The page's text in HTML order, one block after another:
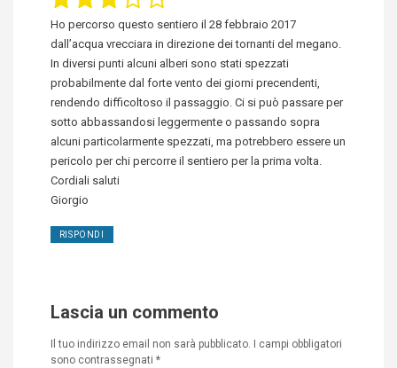
Ho percorso questo sentiero il 28 febbraio 2017
dall’acqua vrecciara in direzione dei tornanti del megano.
In diversi punti alcuni alberi sono stati spezzati
probabilmente dal forte vento dei giorni precendenti,
rendendo difficoltoso il passaggio. Ci si può passare per
sotto abbassandosi leggermente o passando sopra
alcuni particolarmente spezzati, ma potrebbero essere un
pericolo per chi percorre il sentiero per la prima volta.
Cordiali saluti
Giorgio
RISPONDI
Lascia un commento
Il tuo indirizzo email non sarà pubblicato.
I campi obbligatori
sono contrassegnati *